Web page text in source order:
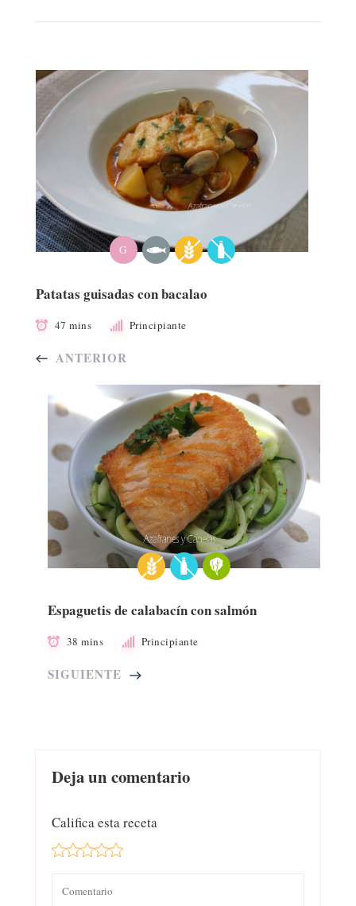
G
Patatas guisadas con bacalao
47 mins Principiante
ANTERIOR
Espaguetis de calabacín con salmón
38 mins Principiante
SIGUIENTE
Deja un comentario
Califica esta receta